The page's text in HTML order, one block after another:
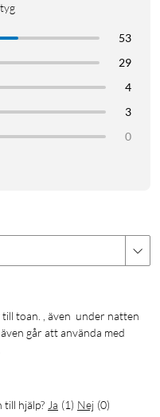
53
29
4
3
0
går att använda med
till hjälp? Ja (1) Nej (0)